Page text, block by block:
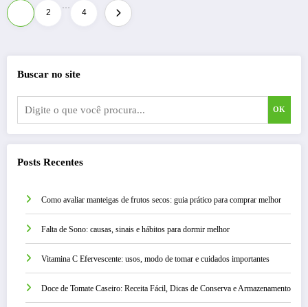
Paginação
de
posts
2 4
Buscar no site
OK
Posts Recentes
Como avaliar manteigas de frutos secos: guia prático para comprar melhor
Falta de Sono: causas, sinais e hábitos para dormir melhor
Vitamina C Efervescente: usos, modo de tomar e cuidados importantes
Doce de Tomate Caseiro: Receita Fácil, Dicas de Conserva e Armazenamento